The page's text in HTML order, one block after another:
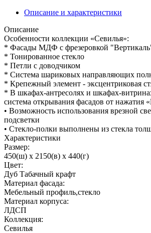
Описание и характеристики
Описание
Особенности коллекции «Севилья»:
* Фасады МДФ с фрезеровкой
* Тонированное стекло
* Петли с доводчиком
* Система шариковых направляющих
* Крепежный элемент - эксцентриковая
* В шкафах-антресолях и шкафах-
система открывания фасадов от нажатия
• Возможность использования врезной
подсветки
• Стекло-полки выполнены из стекла
Характеристики
Размер:
450(ш) x 2150(в) x 440(г)
Цвет:
Дуб Табачный крафт
Материал фасада:
Мебельный профиль,стекло
Материал корпуса:
ЛДСП
Коллекция:
Севилья